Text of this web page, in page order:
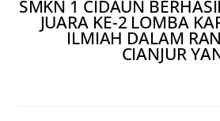
SMKN 1 CIDAUN
JUARA KE-2 LOMBA
ILMIAH DALAM
CIANJUR